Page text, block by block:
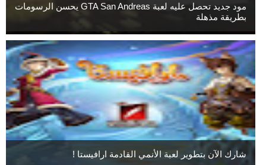
مود جديد تحصل عليه لعبة GTA San Andreas يحسن الرسومات
بطريقة مذهلة
شارك الآن بتطوير لعبة الأنمي القادمة ارافيستا !